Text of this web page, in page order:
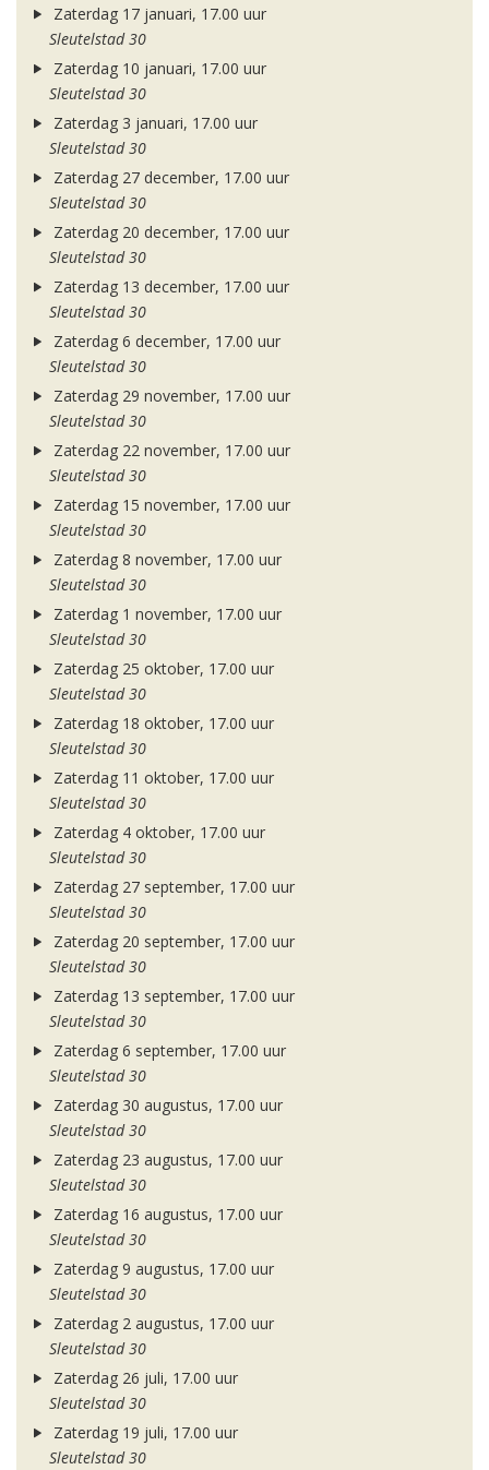
Zaterdag 17 januari, 17.00 uur
Sleutelstad 30
Zaterdag 10 januari, 17.00 uur
Sleutelstad 30
Zaterdag 3 januari, 17.00 uur
Sleutelstad 30
Zaterdag 27 december, 17.00 uur
Sleutelstad 30
Zaterdag 20 december, 17.00 uur
Sleutelstad 30
Zaterdag 13 december, 17.00 uur
Sleutelstad 30
Zaterdag 6 december, 17.00 uur
Sleutelstad 30
Zaterdag 29 november, 17.00 uur
Sleutelstad 30
Zaterdag 22 november, 17.00 uur
Sleutelstad 30
Zaterdag 15 november, 17.00 uur
Sleutelstad 30
Zaterdag 8 november, 17.00 uur
Sleutelstad 30
Zaterdag 1 november, 17.00 uur
Sleutelstad 30
Zaterdag 25 oktober, 17.00 uur
Sleutelstad 30
Zaterdag 18 oktober, 17.00 uur
Sleutelstad 30
Zaterdag 11 oktober, 17.00 uur
Sleutelstad 30
Zaterdag 4 oktober, 17.00 uur
Sleutelstad 30
Zaterdag 27 september, 17.00 uur
Sleutelstad 30
Zaterdag 20 september, 17.00 uur
Sleutelstad 30
Zaterdag 13 september, 17.00 uur
Sleutelstad 30
Zaterdag 6 september, 17.00 uur
Sleutelstad 30
Zaterdag 30 augustus, 17.00 uur
Sleutelstad 30
Zaterdag 23 augustus, 17.00 uur
Sleutelstad 30
Zaterdag 16 augustus, 17.00 uur
Sleutelstad 30
Zaterdag 9 augustus, 17.00 uur
Sleutelstad 30
Zaterdag 2 augustus, 17.00 uur
Sleutelstad 30
Zaterdag 26 juli, 17.00 uur
Sleutelstad 30
Zaterdag 19 juli, 17.00 uur
Sleutelstad 30